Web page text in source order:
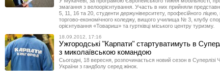
змагання з велоорієнтування. Участь в них прийняли
5, 11, 16 та 20, студенти держуніверситету, професійного ліцею,
торгово-економічного коледжу, вищого училища № 3, клубу
орієнтування «Товариш» та гуртківці міського центру туризму.
18.09.2012, 17:16
Ужгородські "Карпати" стартуватимуть в
з миколаївською командою
Сьогодні, 18 вересня, розпочинається новий сезон в Суперлізі
України з гандболу серед жінок.